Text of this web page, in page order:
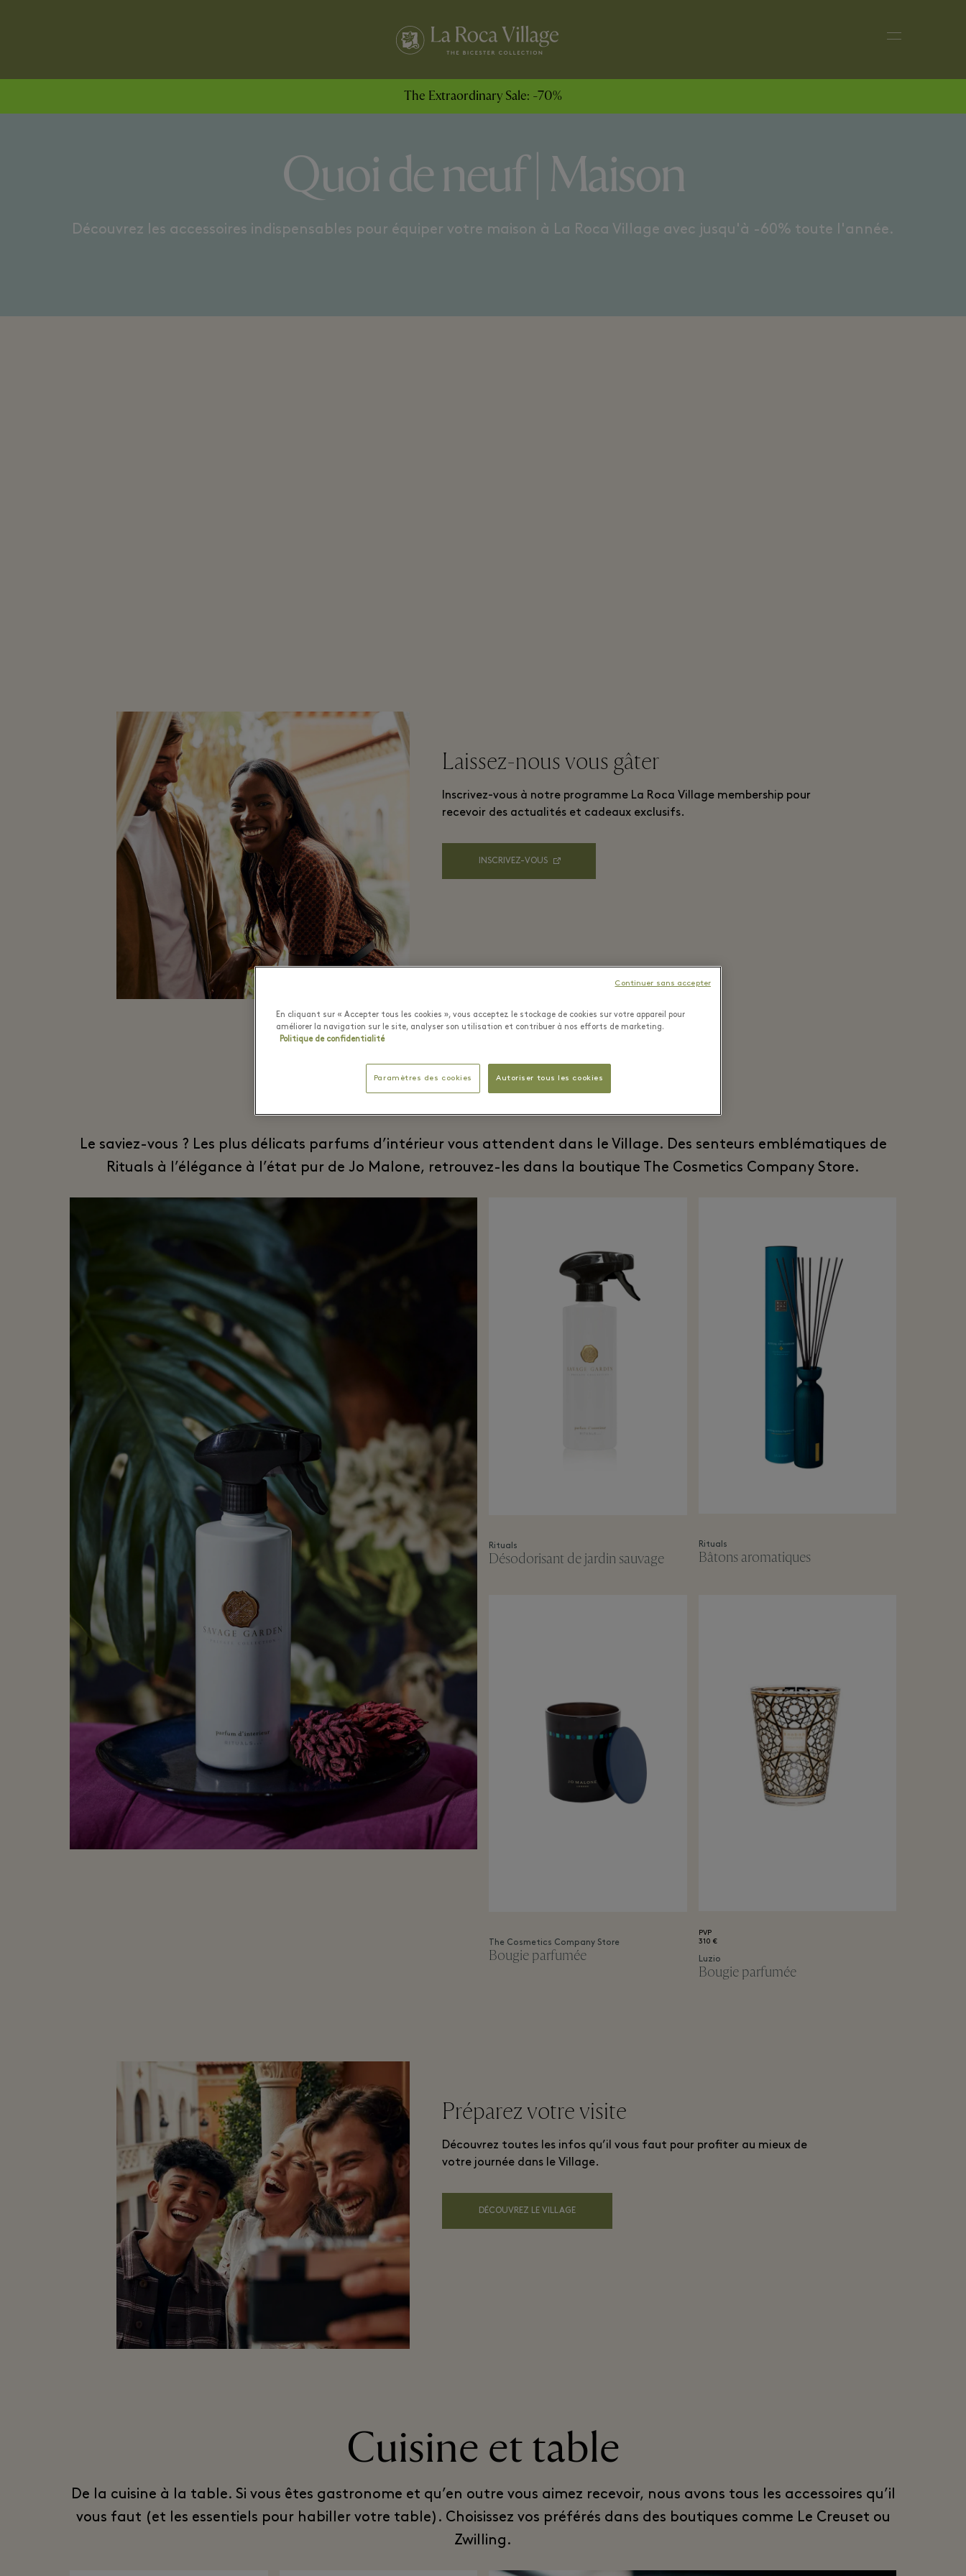
The Extraordinary Sale: -70%
Quoi de neuf | Maison
Découvrez les accessoires indispensables pour équiper votre maison à La Roca Village avec jusqu'à -60% toute l'année.
Laissez-nous vous gâter
Inscrivez-vous à notre programme La Roca Village membership pour
recevoir des actualités et cadeaux exclusifs.
INSCRIVEZ-VOUS
Parfums d’intérieur
Le saviez-vous ? Les plus délicats parfums d’intérieur vous attendent dans le Village. Des senteurs emblématiques de
Rituals à l’élégance à l’état pur de Jo Malone, retrouvez-les dans la boutique The Cosmetics Company Store.
Rituals
Désodorisant de jardin sauvage
Rituals
Bâtons aromatiques
The Cosmetics Company Store
Bougie parfumée
PVP
310 €
Luzio
Bougie parfumée
Préparez votre visite
Découvrez toutes les infos qu’il vous faut pour profiter au mieux de
votre journée dans le Village.
DÉCOUVREZ LE VILLAGE
Cuisine et table
De la cuisine à la table. Si vous êtes gastronome et qu’en outre vous aimez recevoir, nous avons tous les accessoires qu’il
vous faut (et les essentiels pour habiller votre table). Choisissez vos préférés dans des boutiques comme Le Creuset ou
Zwilling.
En cliquant sur « Accepter tous les cookies », vous acceptez le stockage de cookies sur votre appareil pour
améliorer la navigation sur le site, analyser son utilisation et contribuer à nos efforts de marketing.
Politique de confidentialité
Paramètres des cookies Autoriser tous les cookies
Continuer sans accepter